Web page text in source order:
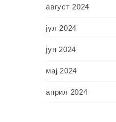
август 2024
јул 2024
јун 2024
мај 2024
април 2024